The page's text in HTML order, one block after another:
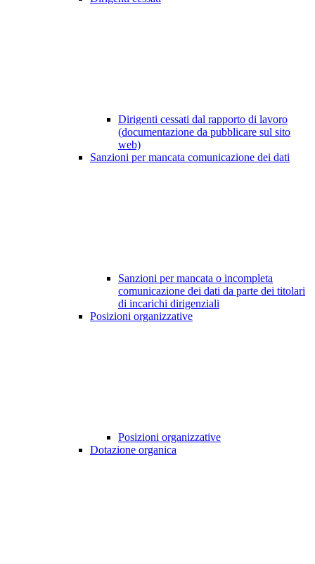
Dirigenti cessati dal rapporto di lavoro
(documentazione da pubblicare sul sito
web)
Sanzioni per mancata comunicazione dei dati
Sanzioni per mancata o incompleta
comunicazione dei dati da parte dei titolari
di incarichi dirigenziali
Posizioni organizzative
Posizioni organizzative
Dotazione organica